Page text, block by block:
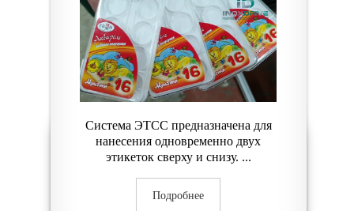
Система ЭТСС предназначена для
нанесения одновременно двух
этикеток сверху и снизу. ...
Подробнее